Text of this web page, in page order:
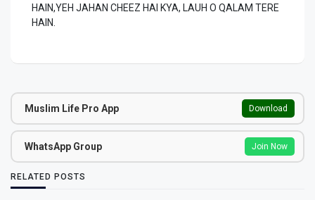
HAIN,YEH JAHAN CHEEZ HAI KYA, LAUH O QALAM TERE
HAIN.
Muslim Life Pro App Download
WhatsApp Group Join Now
RELATED POSTS